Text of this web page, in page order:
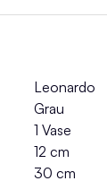
Leonardo
Grau
1 Vase
12 cm
30 cm